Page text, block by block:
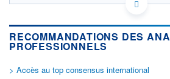
DONNÉES TEMPS DIFFÉRÉ
Politique d'exécution
Cotation sur les autres places
OUVERTURE
RECOMMANDATIONS DES
PROFESSIONNELS
> Accès au top consensus international